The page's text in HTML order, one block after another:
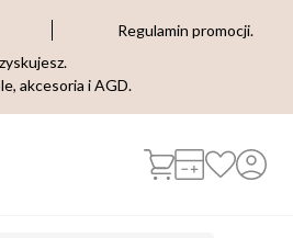
Regulamin promocji.
akcesoria i AGD.